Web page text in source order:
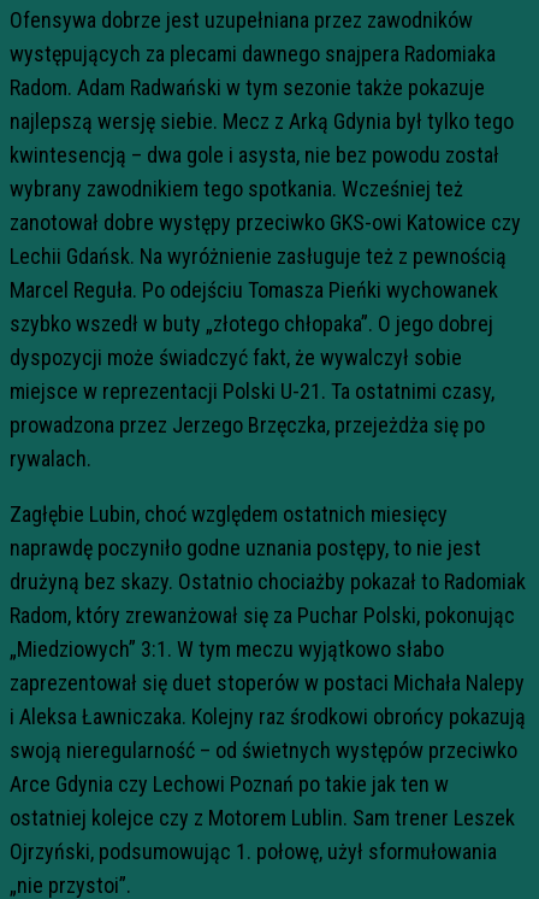
Ofensywa dobrze jest uzupełniana przez zawodników
występujących za plecami dawnego snajpera Radomiaka
Radom. Adam Radwański w tym sezonie także pokazuje
najlepszą wersję siebie. Mecz z Arką Gdynia był tylko tego
kwintesencją – dwa gole i asysta, nie bez powodu został
wybrany zawodnikiem tego spotkania. Wcześniej też
zanotował dobre występy przeciwko GKS-owi Katowice czy
Lechii Gdańsk. Na wyróżnienie zasługuje też z pewnością
Marcel Reguła. Po odejściu Tomasza Pieńki wychowanek
szybko wszedł w buty „złotego chłopaka”. O jego dobrej
dyspozycji może świadczyć fakt, że wywalczył sobie
miejsce w reprezentacji Polski U-21. Ta ostatnimi czasy,
prowadzona przez Jerzego Brzęczka, przejeżdża się po
rywalach.
Zagłębie Lubin, choć względem ostatnich miesięcy
naprawdę poczyniło godne uznania postępy, to nie jest
drużyną bez skazy. Ostatnio chociażby pokazał to Radomiak
Radom, który zrewanżował się za Puchar Polski, pokonując
„Miedziowych” 3:1. W tym meczu wyjątkowo słabo
zaprezentował się duet stoperów w postaci Michała Nalepy
i Aleksa Ławniczaka. Kolejny raz środkowi obrońcy pokazują
swoją nieregularność – od świetnych występów przeciwko
Arce Gdynia czy Lechowi Poznań po takie jak ten w
ostatniej kolejce czy z Motorem Lublin. Sam trener Leszek
Ojrzyński, podsumowując 1. połowę, użył sformułowania
„nie przystoi”.